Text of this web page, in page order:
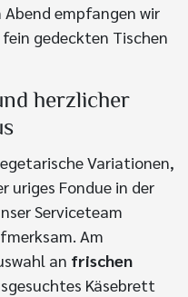
empfangen wir
gedeckten Tischen
herzlicher
Variationen,
uriges Fondue in der
Serviceteam
Am
an frischen
Käsebrett